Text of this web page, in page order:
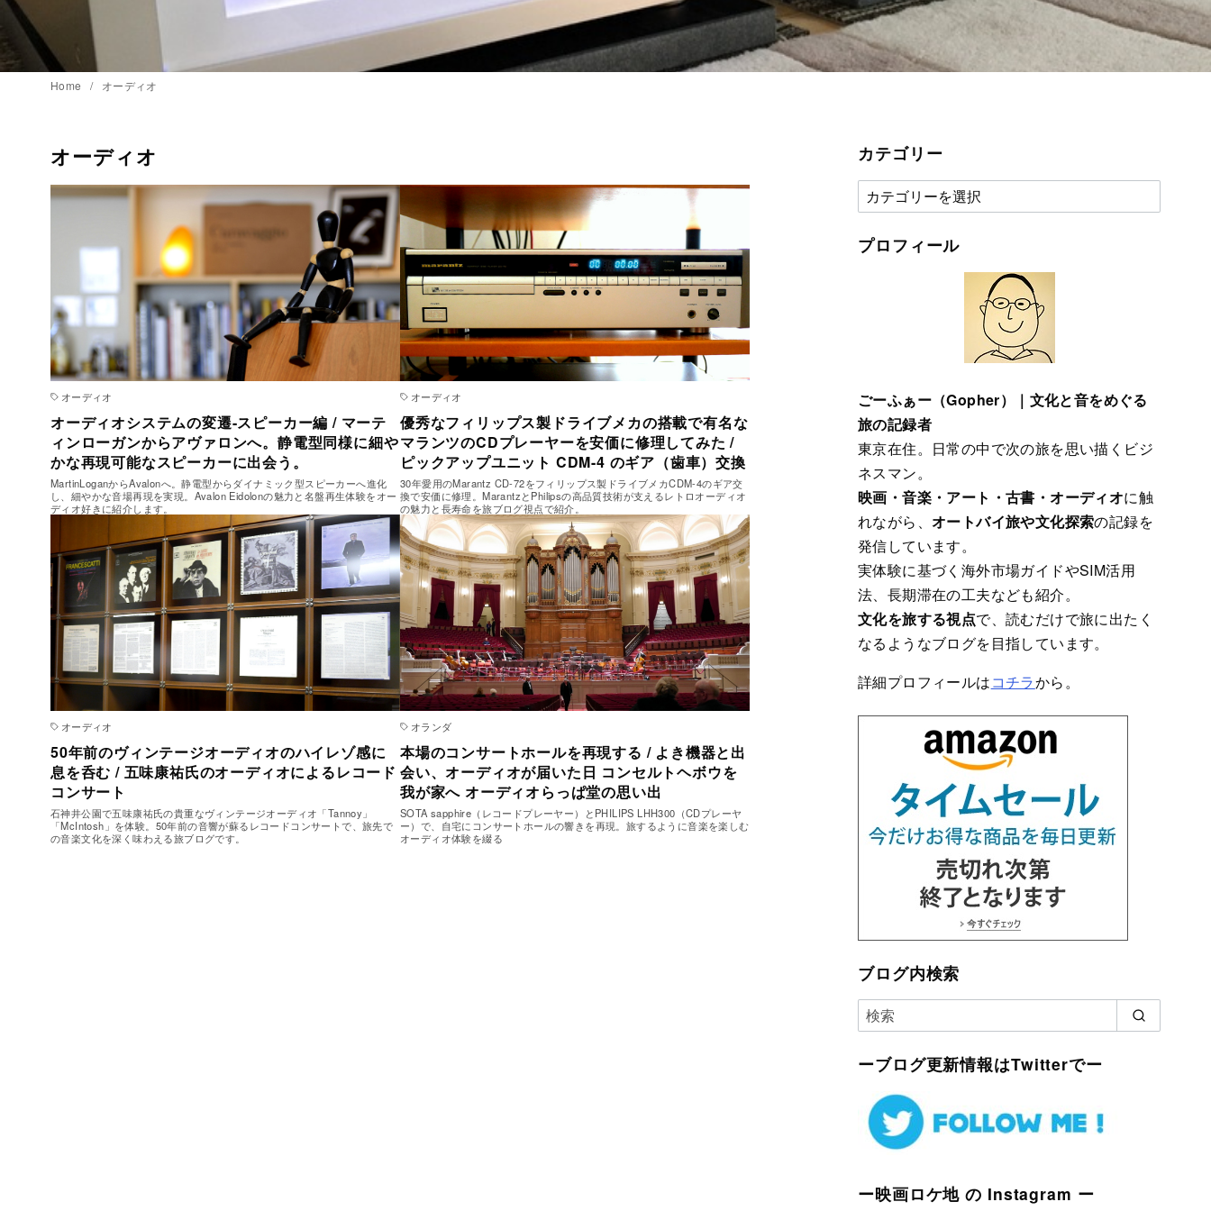
Home オーディオ
オーディオ
オーディオ
オーディオシステムの変遷-スピーカー編 / マーテ
ィンローガンからアヴァロンへ。静電型同様に細や
かな再現可能なスピーカーに出会う。
MartinLoganからAvalonへ。静電型からダイナミック型スピーカーへ進化
し、細やかな音場再現を実現。Avalon Eidolonの魅力と名盤再生体験をオー
ディオ好きに紹介します。
オーディオ
優秀なフィリップス製ドライブメカの搭載で有名な
マランツのCDプレーヤーを安価に修理してみた /
ピックアップユニット CDM-4 のギア（歯車）交換
30年愛用のMarantz CD-72をフィリップス製ドライブメカCDM-4のギア交
換で安価に修理。MarantzとPhilipsの高品質技術が支えるレトロオーディオ
の魅力と長寿命を旅ブログ視点で紹介。
オーディオ
50年前のヴィンテージオーディオのハイレゾ感に
息を呑む / 五味康祐氏のオーディオによるレコード
コンサート
石神井公園で五味康祐氏の貴重なヴィンテージオーディオ「Tannoy」
「McIntosh」を体験。50年前の音響が蘇るレコードコンサートで、旅先で
の音楽文化を深く味わえる旅ブログです。
オランダ
本場のコンサートホールを再現する / よき機器と出
会い、オーディオが届いた日 コンセルトヘボウを
我が家へ オーディオらっぱ堂の思い出
SOTA sapphire（レコードプレーヤー）とPHILIPS LHH300（CDプレーヤ
ー）で、自宅にコンサートホールの響きを再現。旅するように音楽を楽しむ
オーディオ体験を綴る
カテゴリー
カ
テ
ゴ
プロフィール
ごーふぁー（Gopher）｜文化と音をめぐる
旅の記録者
東京在住。日常の中で次の旅を思い描くビジ
ネスマン。
映画・音楽・アート・古書・オーディオに触
れながら、 オートバイ旅や文化探索の記録を
発信しています。
実体験に基づく海外市場ガイドやSIM活用
法、長期滞在の工夫なども紹介。
文化を旅する視点で、読むだけで旅に出たく
なるようなブログを目指しています。
詳細プロフィールはコチラから。
ブログ内検索
ーブログ更新情報はTwitterでー
ー映画ロケ地 の Instagram ー